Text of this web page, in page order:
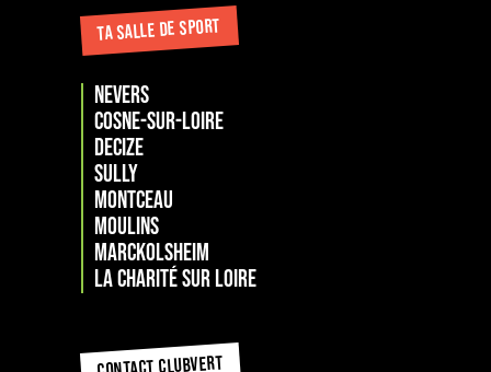
TA SALLE DE SPORT
NEVERS
COSNE-SUR-LOIRE
DECIZE
SULLY
MONTCEAU
MOULINS
Marckolsheim
La Charité sur loire